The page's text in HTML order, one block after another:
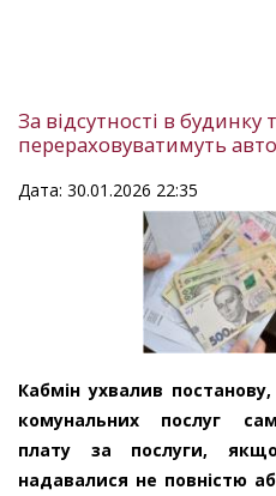
За відсутності в
перераховуватимуть
Дата: 30.01.2026 22:35
Кабмін ухвалив
комунальних послуг
плату за послуги,
надавалися не повністю